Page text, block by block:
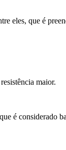
eles, que é
maior.
é considerado